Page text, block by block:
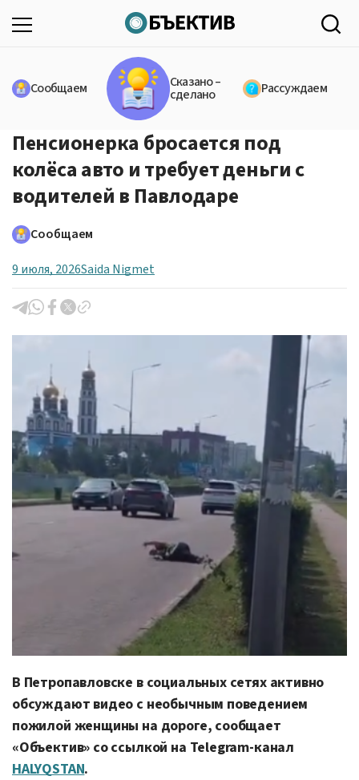
Сообщаем Сказано –
сделано Рассуждаем
Пенсионерка бросается под
колёса авто и требует деньги с
водителей в Павлодаре
Сообщаем
9 июля, 2026Saida Nigmet
В Петропавловске в социальных сетях активно
обсуждают видео с необычным поведением
пожилой женщины на дороге, сообщает
«Объектив» со ссылкой на Telegram-канал
HALYQSTAN.